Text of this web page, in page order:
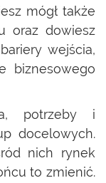
mógł także
oraz dowiesz
wejścia,
biznesowego
potrzeby i
docelowych.
nich rynek
to zmienić.